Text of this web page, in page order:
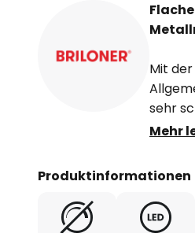
Mit
sehr
direkt
Mehr
Produktinformationen